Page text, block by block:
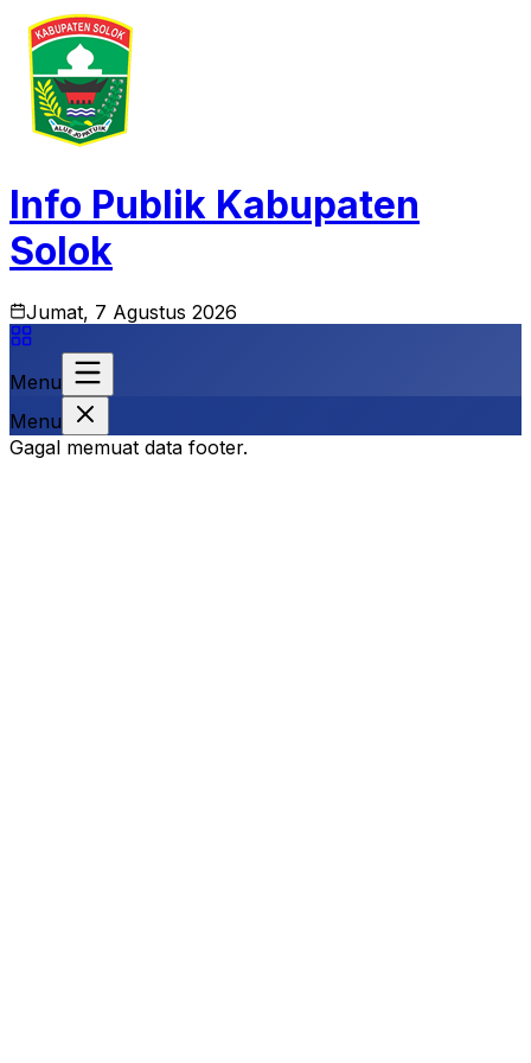
Info Publik Kabupaten
Solok
Jumat, 7 Agustus 2026
Menu
Menu
Gagal memuat data footer.